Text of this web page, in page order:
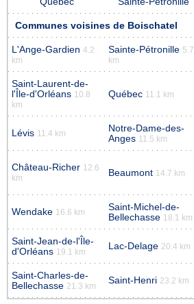
Communes voisines de Boischatel
L'Ange-Gardien 4.2
km
Sainte-Pétronille 5.7
km
Saint-Laurent-de-
l'Île-d'Orléans 10.8
km
Québec 11.1 km
Lévis 11.4 km
Notre-Dame-des-
Anges 11.5 km
Château-Richer 12.6
km
Beaumont 14.7 km
Wendake 16.6 km
Saint-Michel-de-
Bellechasse 18.1 km
Saint-Jean-de-l'Île-
d'Orléans 19.1 km
Lac-Delage 20.4 km
Saint-Charles-de-
Bellechasse 21.3 km
Saint-Henri 23.2 km